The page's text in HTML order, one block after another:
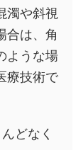
濁や斜視
合は、角
ような場
療技術で
どなく